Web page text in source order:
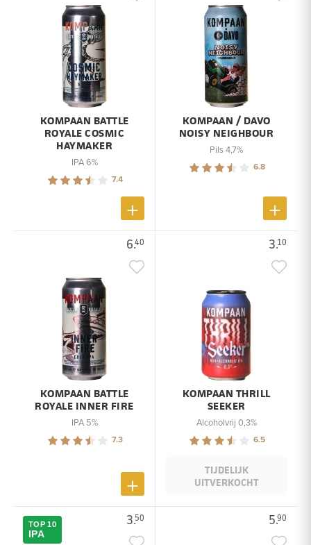
KOMPAAN BATTLE
ROYALE COSMIC
HAYMAKER
IPA 6%
7.4
KOMPAAN / DAVO
NOISY NEIGHBOUR
Pils 4,7%
6.8
6.40
KOMPAAN BATTLE
ROYALE INNER FIRE
IPA 5%
7.3
3.10
KOMPAAN THRILL
SEEKER
Alcoholvrij 0,3%
6.5
TIJDELIJK
UITVERKOCHT
3.50
TOP 10
IPA
5.90